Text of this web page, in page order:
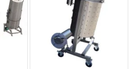
umožňují vaření při nízkých teplotách,
látky a původní kvalita produktu, a
a hospodárné zahušťování.